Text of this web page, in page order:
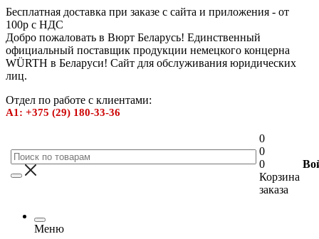
Бесплатная доставка при заказе с сайта и приложения - от
100р с НДС
Добро пожаловать в Вюрт Беларусь! Единственный
официальный поставщик продукции немецкого концерна
WÜRTH в Беларуси! Сайт для обслуживания юридических
лиц.
Отдел по работе с клиентами:
А1: +375 (29) 180-33-36
0
0
0
Корзина
заказа
Меню